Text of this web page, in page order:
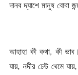
দানব দ্যাশে মানুষ বোবা
আহাহা কী কথা, কী
যায়, নদীর ঢেউ থেমে